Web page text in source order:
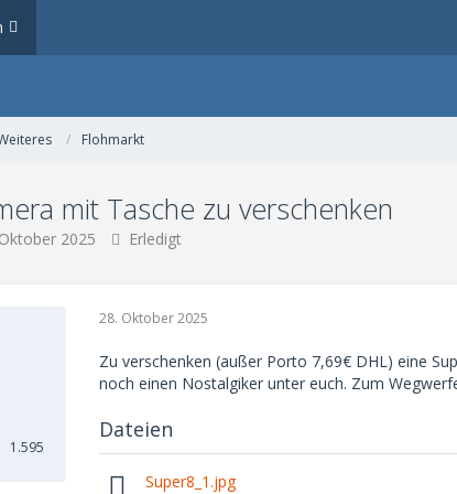
Flohmarkt
mit Tasche zu verschenken
2025 Erledigt
1.595
28. Oktober 2025
Zu verschenken (außer Porto 7,69€ DHL) eine
noch einen Nostalgiker unter euch. Zum
Dateien
Super8_1.jpg